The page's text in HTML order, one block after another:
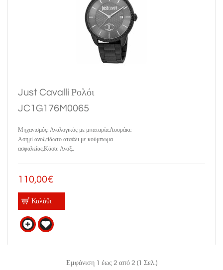
Just Cavalli Ρολόι
JC1G176M0065
Μηχανισμός: Αναλογικός με μπαταρία.Λουράκι:
Ασημί ανοξείδωτο ατσάλι με κούμπωμα
ασφαλείας.Κάσα: Ανοξ..
110,00€
Καλάθι
Εμφάνιση 1 έως 2 από 2 (1 Σελ.)